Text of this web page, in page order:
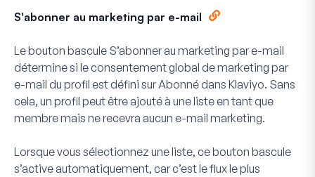
S'abonner au marketing par e-mail
Le bouton bascule S’abonner au marketing par e-mail
détermine si le consentement global de marketing par
e-mail du profil est défini sur Abonné dans Klaviyo. Sans
cela, un profil peut être ajouté à une liste en tant que
membre mais ne recevra aucun e-mail marketing.
Lorsque vous sélectionnez une liste, ce bouton bascule
s’active automatiquement, car c’est le flux le plus